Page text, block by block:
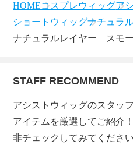
HOMEコスプレウィッグア
ショートウィッグナチュラ
ナチュラルレイヤー スモ
STAFF RECOMMEND
アシストウィッグのスタッ
アイテムを厳選してご紹介
非チェックしてみてください